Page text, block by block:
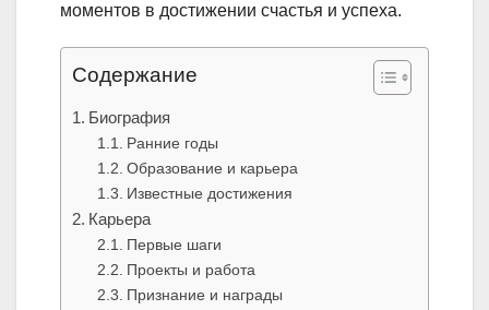
моментов в достижении счастья и успеха.
Содержание
Биография
Ранние годы
Образование и карьера
Известные достижения
Карьера
Первые шаги
Проекты и работа
Признание и награды